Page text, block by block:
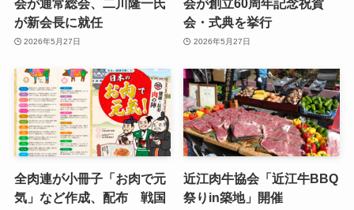
会が通常総会、二川隆一氏
が新会長に就任
2026年5月27日
会が創立60周年記念祝賀
会・式典を挙行
2026年5月27日
全肉連が小冊子「お肉で元
気」など作成、配布 戦国
近江肉牛協会「近江牛BBQ
祭りin築地」開催